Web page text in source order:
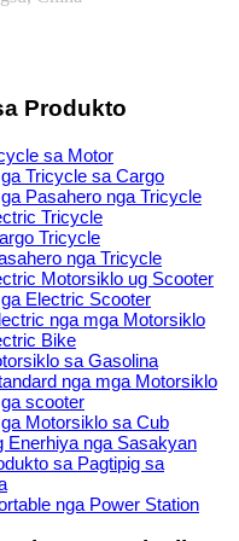
Produkto
sa Motor
Tricycle sa Cargo
Pasahero nga Tricycle
Tricycle
Tricycle
nga Tricycle
Motorsiklo ug Scooter
Electric Scooter
nga mga Motorsiklo
Bike
sa Gasolina
nga mga Motorsiklo
scooter
Motorsiklo sa Cub
Enerhiya nga Sasakyan
sa Pagtipig sa
nga Power Station